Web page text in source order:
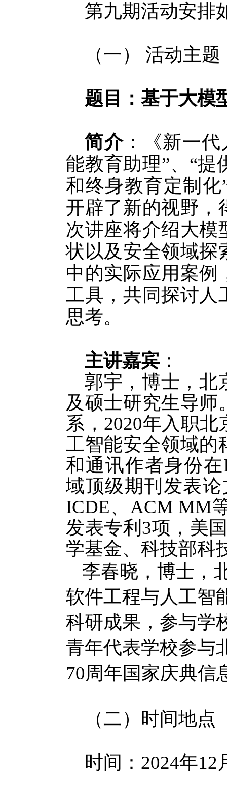
第九期活动安排
（一） 活动主题
题目 ：基于大
简介 ：
《新一
能教育助理”、“
和终身教育定制
开辟了新的视野，
次讲座将介绍大模
状以及安全领域探
中的实际应用案例
工具，共同探讨人
思考。
主讲嘉宾 ：
郭宇，博士，北
及硕士研究生导师
系，2020年入职
工智能安全领域的
和通讯作者身份在
域顶级期刊发表
ICDE、ACM MM
发表专利3项，美
学基金、科技部科
李春晓，博士，
软件工程与人工智
科研成果，参与学
青年代表学校参与
70周年国家庆典信
（二）时间地点
时间：2024年12